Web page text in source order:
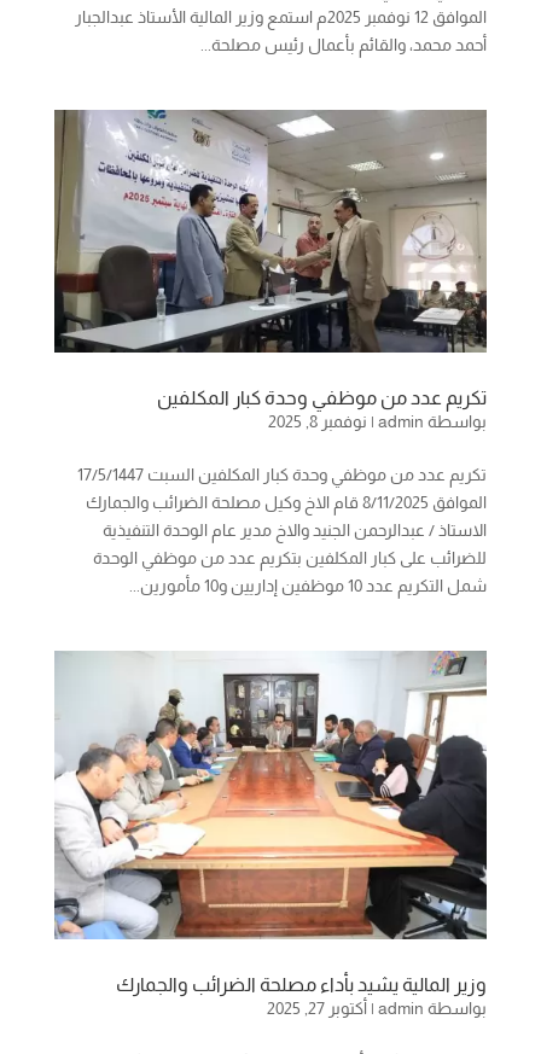
الموافق 12 نوفمبر 2025م استمع وزير المالية الأستاذ عبدالجبار
أحمد محمد، والقائم بأعمال رئيس مصلحة...
تكريم عدد من موظفي وحدة كبار المكلفين
بواسطة admin
| نوفمبر 8, 2025
تكريم عدد من موظفي وحدة كبار المكلفين السبت 17/5/1447
الموافق 8/11/2025 قام الاخ وكيل مصلحة الضرائب والجمارك
الاستاذ / عبدالرحمن الجنيد والاخ مدير عام الوحدة التنفيذية
للضرائب على كبار المكلفين بتكريم عدد من موظفي الوحدة
شمل التكريم عدد 10 موظفين إداريين و10 مأمورين...
وزير المالية يشيد بأداء مصلحة الضرائب والجمارك
بواسطة admin
| أكتوبر 27, 2025